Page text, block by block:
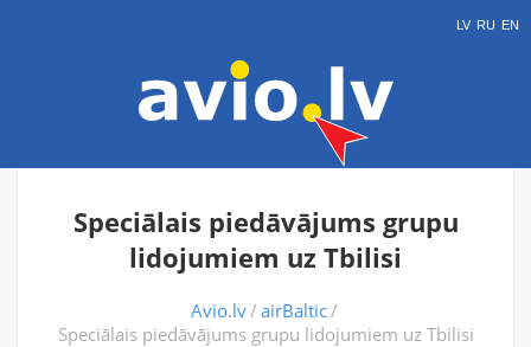
LV RU EN
Speciālais piedāvājums grupu
lidojumiem uz Tbilisi
Avio.lv
airBaltic
Speciālais piedāvājums grupu lidojumiem uz Tbilisi